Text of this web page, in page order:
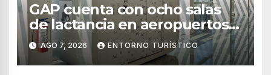
GAP cuenta con ocho salas
de lactancia en aeropuertos
de México
AGO 7, 2026 ENTORNO TURÍSTICO